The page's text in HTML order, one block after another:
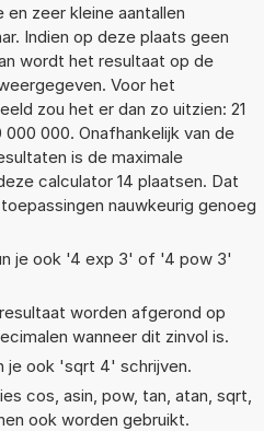
zeer kleine aantallen
Indien op deze plaats geen
wordt het resultaat op de
Voor het
zou het er dan zo uitzien: 21
000. Onafhankelijk van de
is de maximale
calculator 14 plaatsen. Dat
nauwkeurig genoeg
je ook '4 exp 3' of '4 pow 3'
worden afgerond op
wanneer dit zinvol is.
je ook 'sqrt 4' schrijven.
cos, asin, pow, tan, atan, sqrt,
ook worden gebruikt.